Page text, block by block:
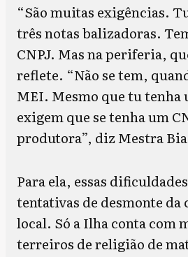
“São muitas exigências.
três notas balizadoras.
CNPJ. Mas na periferia,
reflete. “Não se tem,
MEI. Mesmo que tu tenha
exigem que se tenha um
produtora”, diz Mestra
Para ela, essas
tentativas de desmonte
local. Só a Ilha conta com
terreiros de religião de